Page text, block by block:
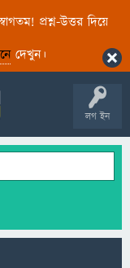
প্রশ্ন-উত্তর দিয়ে
দেখুন।
লগ ইন